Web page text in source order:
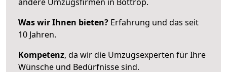
Was wir Ihnen bieten? Erfahrung und das seit
10 Jahren.
Kompetenz, da wir die Umzugsexperten für Ihre
Wünsche und Bedürfnisse sind.